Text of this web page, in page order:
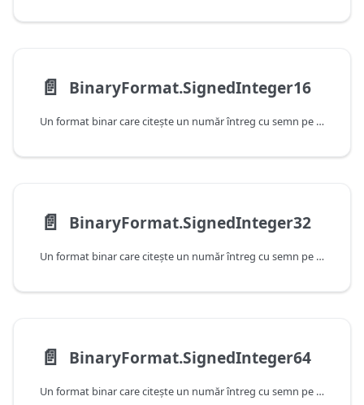
📄️ BinaryFormat.SignedInteger16
Un format binar care citeşte un număr întreg cu semn pe 16 biţi.
📄️ BinaryFormat.SignedInteger32
Un format binar care citeşte un număr întreg cu semn pe 32 de biţi.
📄️ BinaryFormat.SignedInteger64
Un format binar care citeşte un număr întreg cu semn pe 64 de biţi.